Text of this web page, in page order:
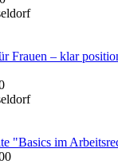
Frauen – klar
"Basics im